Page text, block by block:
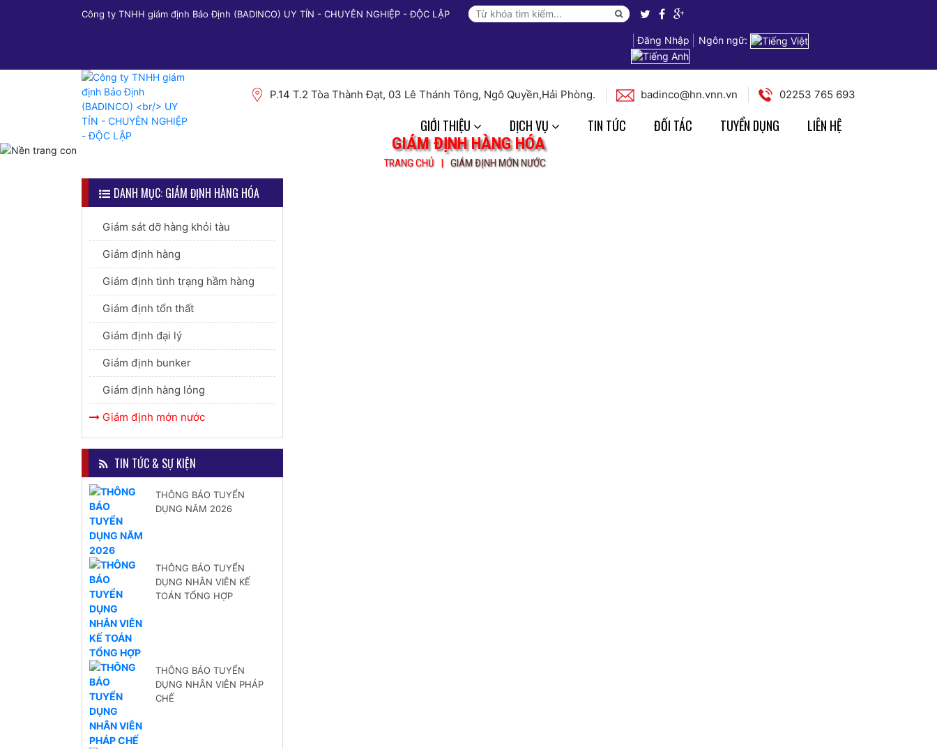
Công ty TNHH giám định Bảo Định (BADINCO) UY TÍN - CHUYÊN NGHIỆP - ĐỘC LẬP
Đăng Nhập Ngôn ngữ:
P.14 T.2 Tòa Thành Đạt, 03 Lê Thánh Tông, Ngô Quyền,Hải Phòng. badinco@hn.vnn.vn 02253 765 693
GIỚI THIỆU DỊCH VỤ TIN TỨC ĐỐI TÁC TUYỂN DỤNG LIÊN HỆ
GIÁM ĐỊNH HÀNG HÓA
TRANG CHỦ GIÁM ĐỊNH MỚN NƯỚC
DANH MỤC: GIÁM ĐỊNH HÀNG HÓA
Giám sát dỡ hàng khỏi tàu
Giám định hàng
Giám định tình trạng hầm hàng
Giám định tổn thất
Giám định đại lý
Giám định bunker
Giám định hàng lỏng
Giám định mớn nước
TIN TỨC & SỰ KIỆN
THÔNG BÁO TUYỂN
DỤNG NĂM 2026
THÔNG BÁO TUYỂN
DỤNG NHÂN VIÊN KẾ
TOÁN TỔNG HỢP
THÔNG BÁO TUYỂN
DỤNG NHÂN VIÊN PHÁP
CHẾ